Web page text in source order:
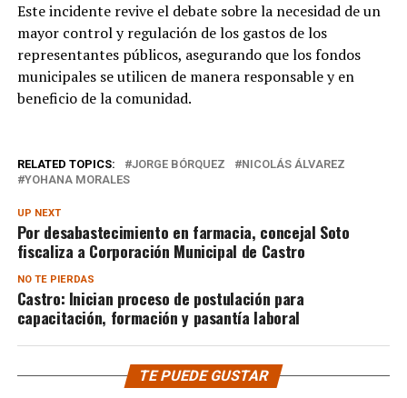
Este incidente revive el debate sobre la necesidad de un
mayor control y regulación de los gastos de los
representantes públicos, asegurando que los fondos
municipales se utilicen de manera responsable y en
beneficio de la comunidad.
RELATED TOPICS: JORGE BÓRQUEZ
NICOLÁS ÁLVAREZ
YOHANA MORALES
UP NEXT
Por desabastecimiento en farmacia, concejal Soto
fiscaliza a Corporación Municipal de Castro
NO TE PIERDAS
Castro: Inician proceso de postulación para
capacitación, formación y pasantía laboral
TE PUEDE GUSTAR